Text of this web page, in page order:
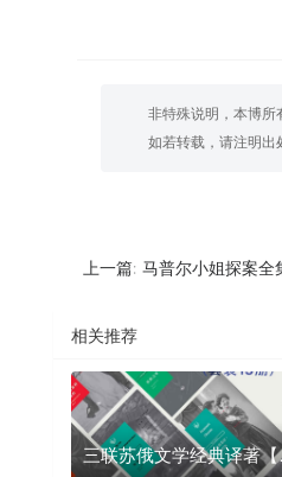
非特殊说明，本博所
如若转载，请注明出
上一篇: 马普尔小姐探案全集【
相关推荐
三联苏俄文